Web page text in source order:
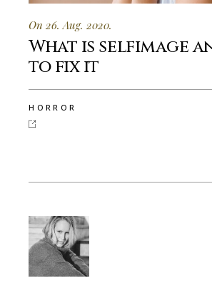
On 26. Aug. 2020.
What is selfimage
to fix it
HORROR